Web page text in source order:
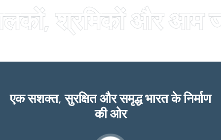
श्रमिकों और आम
एक सशक्त, सुरक्षित और समृद्ध भारत के निर्माण
की ओर